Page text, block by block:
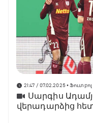
21:47 / 07.02.2025• Ֆուտբոլ
Սարգիս
վերադարձից